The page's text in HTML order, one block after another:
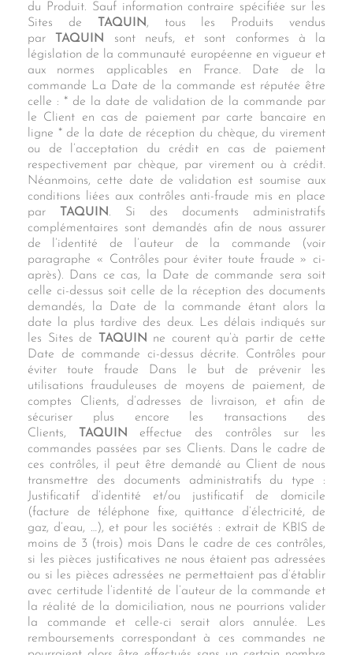
du Produit. Sauf information contraire spécifiée sur les
Sites de
TAQUIN, tous les Produits vendus
par
TAQUIN
sont neufs, et sont conformes à la
législation de la communauté européenne en vigueur et
aux normes applicables en France. Date de la
commande La Date de la commande est réputée être
celle : * de la date de validation de la commande par
le Client en cas de paiement par carte bancaire en
ligne * de la date de réception du chèque, du virement
ou de l’acceptation du crédit en cas de paiement
respectivement par chèque, par virement ou à crédit.
Néanmoins, cette date de validation est soumise aux
conditions liées aux contrôles anti-fraude mis en place
par
TAQUIN. Si des documents administratifs
complémentaires sont demandés afin de nous assurer
de l’identité de l’auteur de la commande (voir
paragraphe « Contrôles pour éviter toute fraude » ci-
après). Dans ce cas, la Date de commande sera soit
celle ci-dessus soit celle de la réception des documents
demandés, la Date de la commande étant alors la
date la plus tardive des deux. Les délais indiqués sur
les Sites de
TAQUIN
ne courent qu’à partir de cette
Date de commande ci-dessus décrite. Contrôles pour
éviter toute fraude Dans le but de prévenir les
utilisations frauduleuses de moyens de paiement, de
comptes Clients, d’adresses de livraison, et afin de
sécuriser plus encore les transactions des
Clients,
TAQUIN
effectue des contrôles sur les
commandes passées par ses Clients. Dans le cadre de
ces contrôles, il peut être demandé au Client de nous
transmettre des documents administratifs du type :
Justificatif d’identité et/ou justificatif de domicile
(facture de téléphone fixe, quittance d’électricité, de
gaz, d’eau, …), et pour les sociétés : extrait de KBIS de
moins de 3 (trois) mois Dans le cadre de ces contrôles,
si les pièces justificatives ne nous étaient pas adressées
ou si les pièces adressées ne permettaient pas d’établir
avec certitude l’identité de l’auteur de la commande et
la réalité de la domiciliation, nous ne pourrions valider
la commande et celle-ci serait alors annulée. Les
remboursements correspondant à ces commandes ne